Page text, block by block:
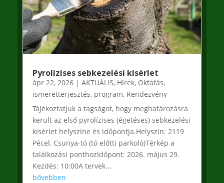
Pyrolízises sebkezelési kísérlet
ápr 22, 2026| AKTUÁLIS, Hírek, Oktatás,
ismeretterjesztés, program, Rendezvény
Tájékoztatjuk a tagságot, hogy meghatározásra
került az első pyrolízises (égetéses) sebkezelési
kísérlet helyszíne és időpontja.Helyszín: 2119
Pécel, Csunya-tó (tó előtti parkoló)Térkép a
találkozási ponthozIdőpont: 2026. május 29.
Kezdés: 10:00A tervek...
bővebben